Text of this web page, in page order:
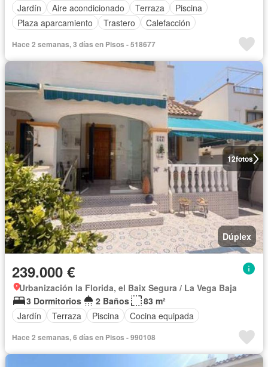
Jardín
Aire acondicionado Terraza
Piscina
Plaza aparcamiento
Trastero Calefacción
Hace 2 semanas, 3 días en Pisos - 518677
12fotos
Dúplex
239.000 €
Urbanización la Florida, el Baix Segura / La Vega Baja
3 Dormitorios
2 Baños
83 m²
Jardín
Terraza Piscina Cocina equipada
Hace 2 semanas, 6 días en Pisos - 990108